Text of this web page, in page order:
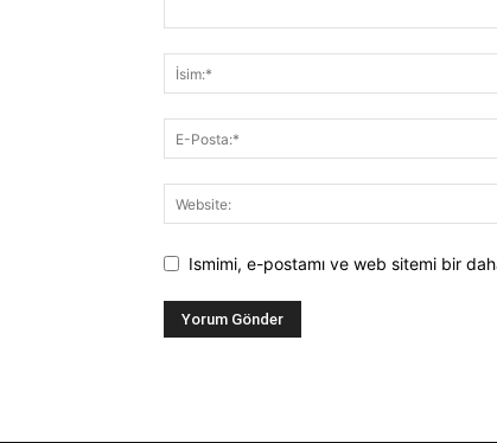
Ismimi, e-postamı ve web sitemi bir